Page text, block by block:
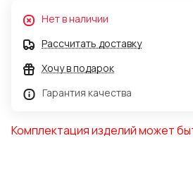
Нет в наличии
Рассчитать доставку
Хочу в подарок
Гарантия качества
Комплектация изделий может